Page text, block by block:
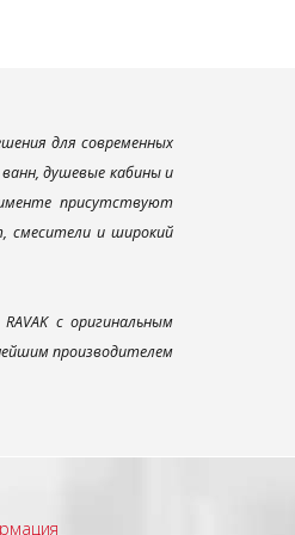
для современных
душевые кабины и
присутствуют
смесители и широкий
с оригинальным
производителем